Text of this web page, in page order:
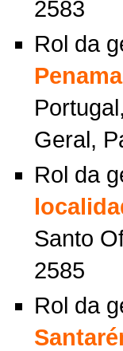
2583
Rol da
Geral,
Rol da
Santo
2585
Rol da